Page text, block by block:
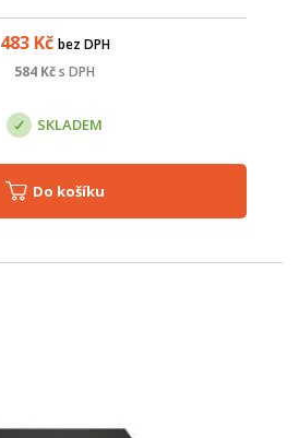
483Kč bez DPH
584 Kčs DPH
SKLADEM
Do košíku